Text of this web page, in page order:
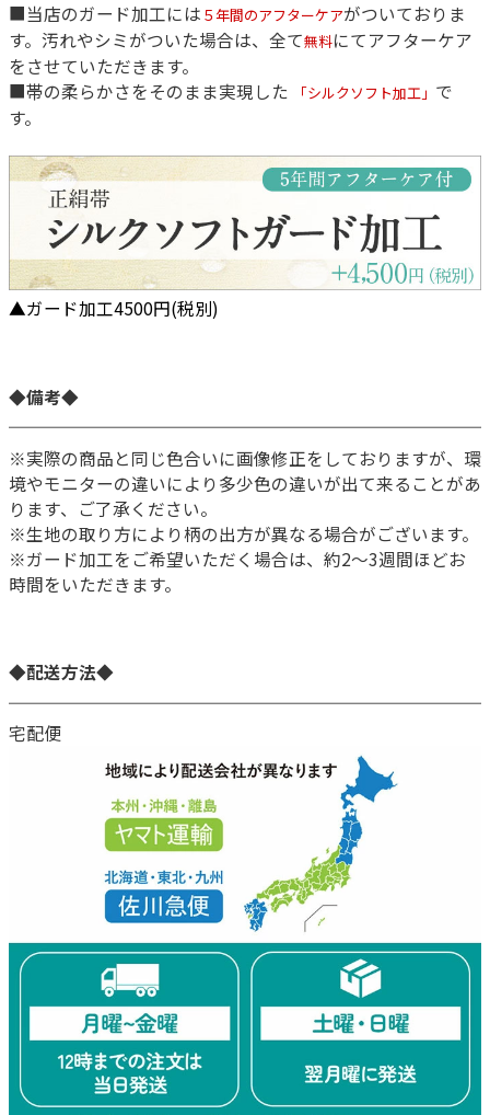
■当店のガード加工には ５年間のアフターケアがついておりま
す。汚れやシミがついた場合は、全て無料にてアフターケア
をさせていただきます。
■帯の柔らかさをそのまま実現した
「シルクソフト加工」 で
す。
▲ガード加工4500円(税別)
◆備考◆
※実際の商品と同じ色合いに画像修正をしておりますが、環
境やモニターの違いにより多少色の違いが出て来ることがあ
ります、ご了承ください。
※生地の取り方により柄の出方が異なる場合がございます。
※ガード加工をご希望いただく場合は、約2～3週間ほどお
時間をいただきます。
◆配送方法◆
宅配便